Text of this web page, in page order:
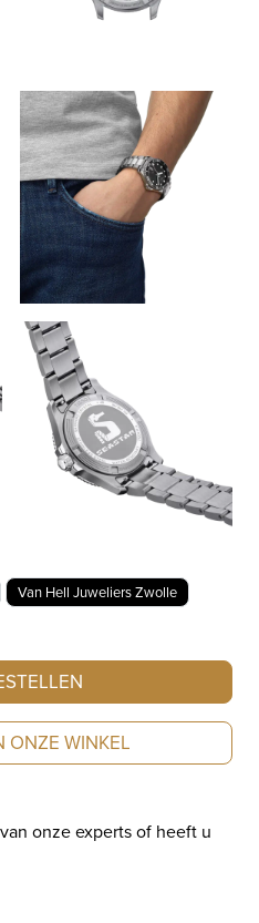
Van Hell Juweliers Zwolle
ONZE WINKEL
onze experts of heeft u